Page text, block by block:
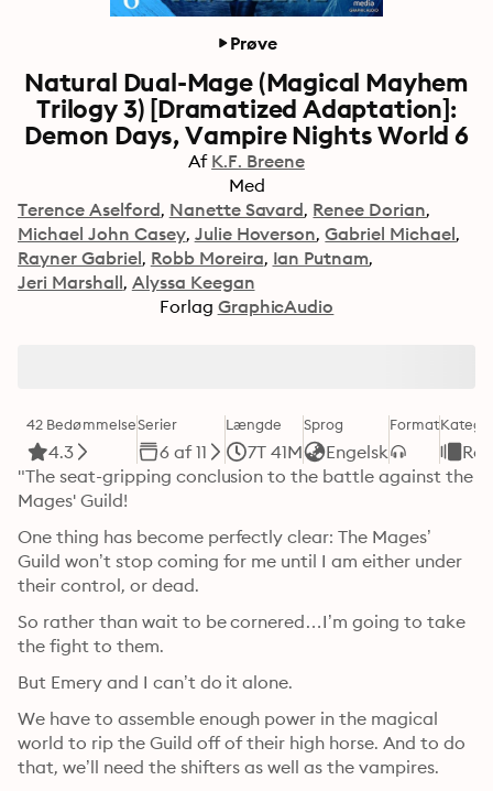
Prøve
Natural Dual-Mage (Magical Mayhem
Trilogy 3) [Dramatized Adaptation]:
Demon Days, Vampire Nights World 6
Af K.F. Breene
Med
Terence Aselford Nanette Savard Renee Dorian
Michael John Casey Julie Hoverson Gabriel Michael
Rayner Gabriel Robb Moreira Ian Putnam
Jeri Marshall Alyssa Keegan
Forlag GraphicAudio
42 Bedømmelse
4.3
Serier
6 af 11
Længde
7T 41M
Sprog
Engelsk
Format
"The seat-gripping conclusion to the battle against the
Mages' Guild!
One thing has become perfectly clear: The Mages’
Guild won’t stop coming for me until I am either under
their control, or dead.
So rather than wait to be cornered…I’m going to take
the fight to them.
But Emery and I can’t do it alone.
We have to assemble enough power in the magical
world to rip the Guild off of their high horse. And to do
that, we’ll need the shifters as well as the vampires.